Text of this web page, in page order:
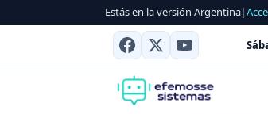
Estás en la versión Argentina|